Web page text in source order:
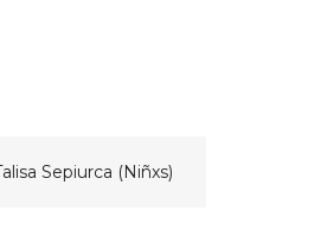
Sepiurca (Niñxs)